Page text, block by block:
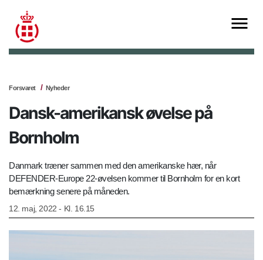
Forsvaret Nyheder
Dansk-amerikansk øvelse på
Bornholm
Danmark træner sammen med den amerikanske hær, når
DEFENDER-Europe 22-øvelsen kommer til Bornholm for en kort
bemærkning senere på måneden.
12. maj, 2022 - Kl. 16.15